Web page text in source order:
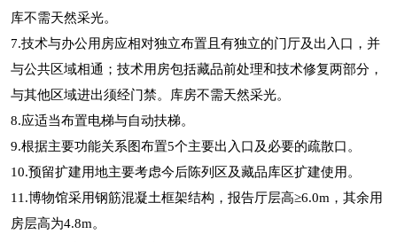
库不需天然采光。
7.技术与办公用房应相对独立布置且有独立的门厅及出入口，并
与公共区域相通；技术用房包括藏品前处理和技术修复两部分，
与其他区域进出须经门禁。库房不需天然采光。
8.应适当布置电梯与自动扶梯。
9.根据主要功能关系图布置5个主要出入口及必要的疏散口。
10.预留扩建用地主要考虑今后陈列区及藏品库区扩建使用。
11.博物馆采用钢筋混凝土框架结构，报告厅层高≥6.0m，其余用
房层高为4.8m。